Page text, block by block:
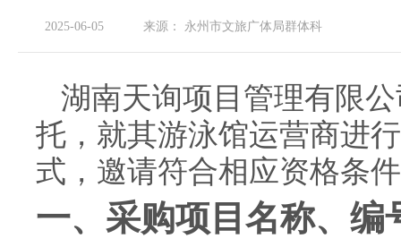
2025-06-05 来源： 永州市文旅广体局群体科
湖南天询项目管理有限
托，就其游泳馆运营商进
式， 邀请符合相应资格条
一、采购项目名称、编